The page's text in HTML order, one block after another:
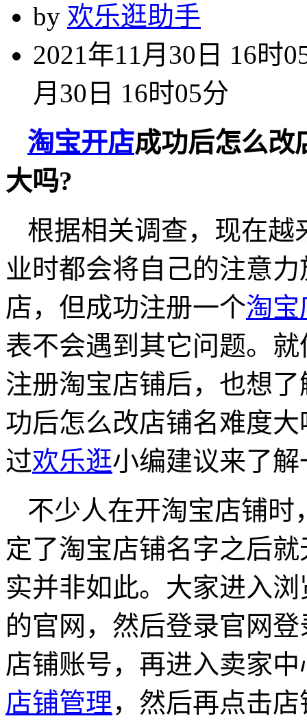
by 欢乐逛助手
2021年11月30日 16时
月30日 16时05分
淘宝开店成功后怎么改
大吗?
根据相关调查，现在越
业时都会将自己的注意
店，但成功注册一个淘宝
表不会遇到其它问题。
注册淘宝店铺后，也想
功后怎么改店铺名难度大
过欢乐逛小编建议来了
不少人在开淘宝店铺时
定了淘宝店铺名字之后
实并非如此。大家进入
的官网，然后登录官网
店铺账号，再进入卖家
店铺管理，然后再点击